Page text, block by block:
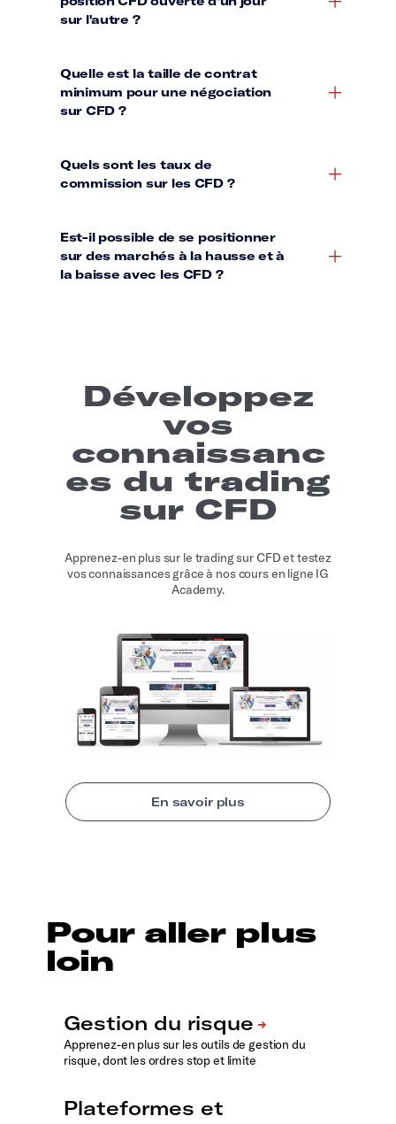
Développez
vos
connaissanc
es du trading
sur CFD
Apprenez-en plus sur le trading sur CFD et testez
vos connaissances grâce à nos cours en ligne IG
Academy.
Pour aller plus
loin
Apprenez-en plus sur les outils de gestion du
risque, dont les ordres stop et limite